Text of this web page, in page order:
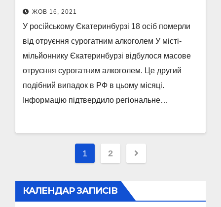
ЖОВ 16, 2021
У російському Єкатеринбурзі 18 осіб померли
від отруєння сурогатним алкоголем У місті-
мільйоннику Єкатеринбурзі відбулося масове
отруєння сурогатним алкоголем. Це другий
подібний випадок в РФ в цьому місяці.
Інформацію підтвердило регіональне…
Пагінація
1 2
КАЛЕНДАР ЗАПИСІВ